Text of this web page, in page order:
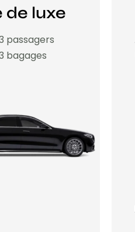
de luxe
passagers
bagages